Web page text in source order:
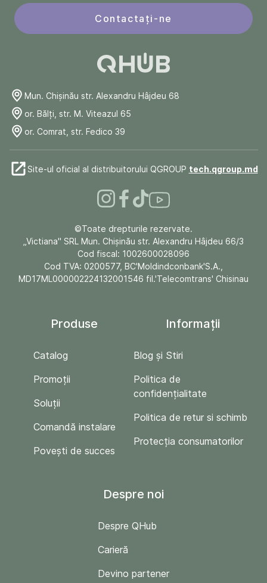
Contactați-ne
Mun. Chişinău str. Alexandru Hâjdeu 68
or. Bălți, str. M. Viteazul 65
or. Comrat, str. Fedico 39
Site-ul oficial al distribuitorului QGROUP tech.qgroup.md
©Toate drepturile rezervate.
„Victiana" SRL Mun. Chişinău str. Alexandru Hâjdeu 66/3
Cod fiscal: 1002600028096
Cod TVA: 0200577, BC'Moldindconbank'S.A.,
MD17ML000002224132001546 fil.'Telecomtrans' Chisinau
Produse
Catalog
Promoții
Soluții
Comandă instalare
Povești de succes
Informații
Blog și Stiri
Politica de
confidențialitate
Politica de retur si schimb
Protecția consumatorilor
Despre noi
Despre QHub
Carieră
Devino partener